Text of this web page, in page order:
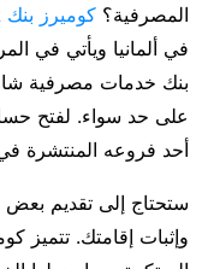
المصرفية؟ كوميرز بنك
في ألمانيا ويأتي في
بنك خدمات مصرفية
على حد سواء. لفتح
أحد فروعه المنتشرة في
ستحتاج إلى تقديم
وإثبات إقامتك. تتميز